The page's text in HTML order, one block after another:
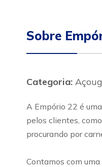
Sobre
Categoria:
A Empório 22 é
pelos clientes,
procurando por
Contamos com